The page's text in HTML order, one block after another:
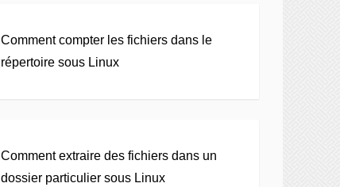
Comment compter les fichiers dans le
répertoire sous Linux
Comment extraire des fichiers dans un
dossier particulier sous Linux